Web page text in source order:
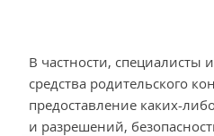
В частности, специалисты
средства родительского
предоставление каких-
и разрешений,